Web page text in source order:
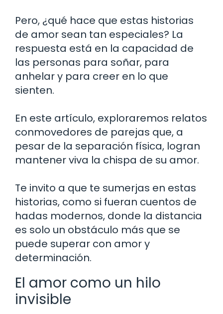
Pero, ¿qué hace que estas historias
de amor sean tan especiales? La
respuesta está en la capacidad de
las personas para soñar, para
anhelar y para creer en lo que
sienten.
En este artículo, exploraremos relatos
conmovedores de parejas que, a
pesar de la separación física, logran
mantener viva la chispa de su amor.
Te invito a que te sumerjas en estas
historias, como si fueran cuentos de
hadas modernos, donde la distancia
es solo un obstáculo más que se
puede superar con amor y
determinación.
El amor como un hilo
invisible